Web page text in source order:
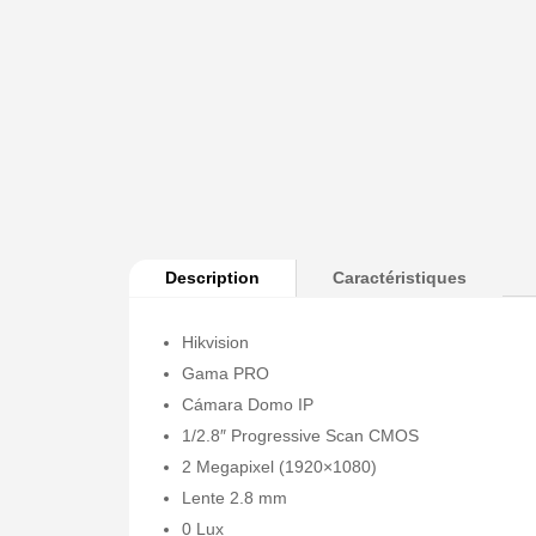
Description Caractéristiques
Hikvision
Gama PRO
Cámara Domo IP
1/2.8″ Progressive Scan CMOS
2 Megapixel (1920×1080)
Lente 2.8 mm
0 Lux